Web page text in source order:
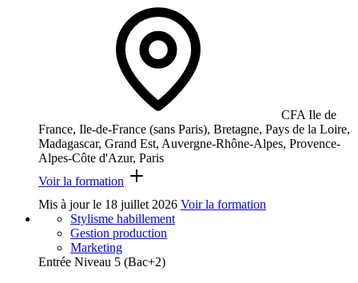
CFA Ile de
France, Ile-de-France (sans Paris), Bretagne, Pays de la Loire,
Madagascar, Grand Est, Auvergne-Rhône-Alpes, Provence-
Alpes-Côte d'Azur, Paris
Voir la formation
Mis à jour le 18 juillet 2026 Voir la formation
Stylisme habillement
Gestion production
Marketing
Entrée Niveau 5 (Bac+2)